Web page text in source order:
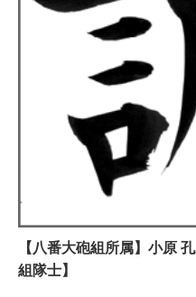
【八番大砲組所属】小原
組隊士】